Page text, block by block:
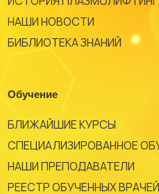
НАШИ НОВОСТИ
БИБЛИОТЕКА ЗНАНИЙ
Обучение
БЛИЖАЙШИЕ КУРСЫ
СПЕЦИАЛИЗИРОВАННОЕ
НАШИ ПРЕПОДАВАТЕЛИ
РЕЕСТР ОБУЧЕННЫХ ВРАЧЕЙ